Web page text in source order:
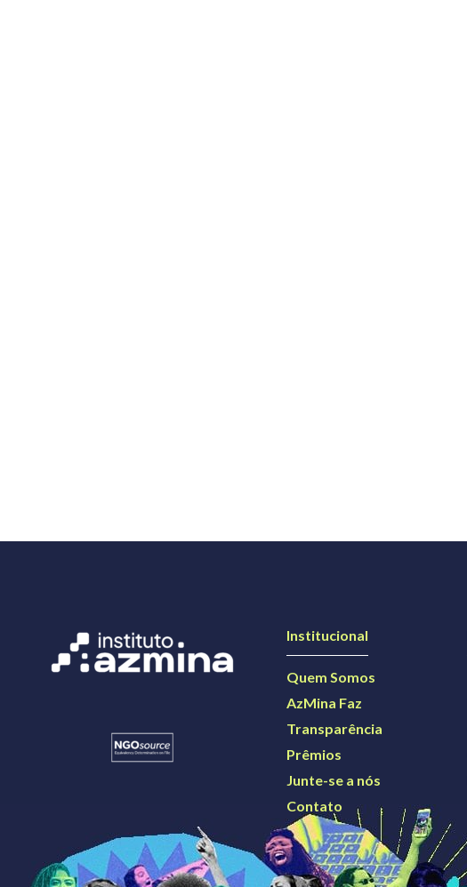
Institucional
Quem Somos
AzMina Faz
Transparência
Prêmios
Junte-se a nós
Contato